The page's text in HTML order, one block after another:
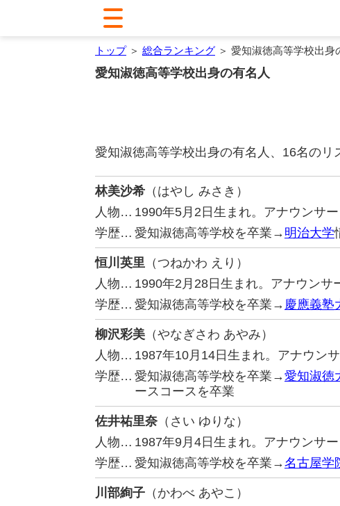
トップ＞ 総合ランキング ＞ 愛知淑徳高等学校出身
愛知淑徳高等学校出身の有名人
愛知淑徳高等学校出身の有名人、16名のリ
林美沙希 （はやし みさき）
人物… 1990年5月2日生まれ。アナウンサー
学歴… 愛知淑徳高等学校を卒業→ 明治大学
恒川英里 （つねかわ えり）
人物… 1990年2月28日生まれ。アナウンサ
学歴… 愛知淑徳高等学校を卒業→ 慶應義塾
柳沢彩美 （やなぎさわ あやみ）
人物… 1987年10月14日生まれ。アナウン
学歴… 愛知淑徳高等学校を卒業→愛知淑徳
ースコースを卒業
佐井祐里奈 （さい ゆりな）
人物… 1987年9月4日生まれ。アナウンサ
学歴… 愛知淑徳高等学校を卒業→名古屋学
川部絢子 （かわべ あやこ）